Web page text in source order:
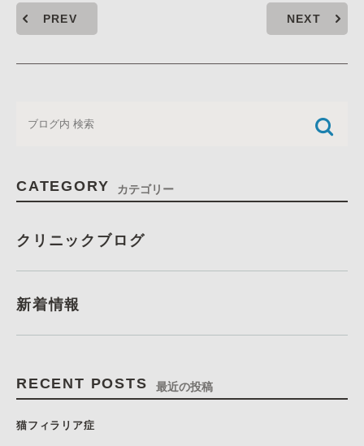
PREV NEXT
CATEGORY カテゴリー
クリニックブログ
新着情報
RECENT POSTS 最近の投稿
猫フィラリア症